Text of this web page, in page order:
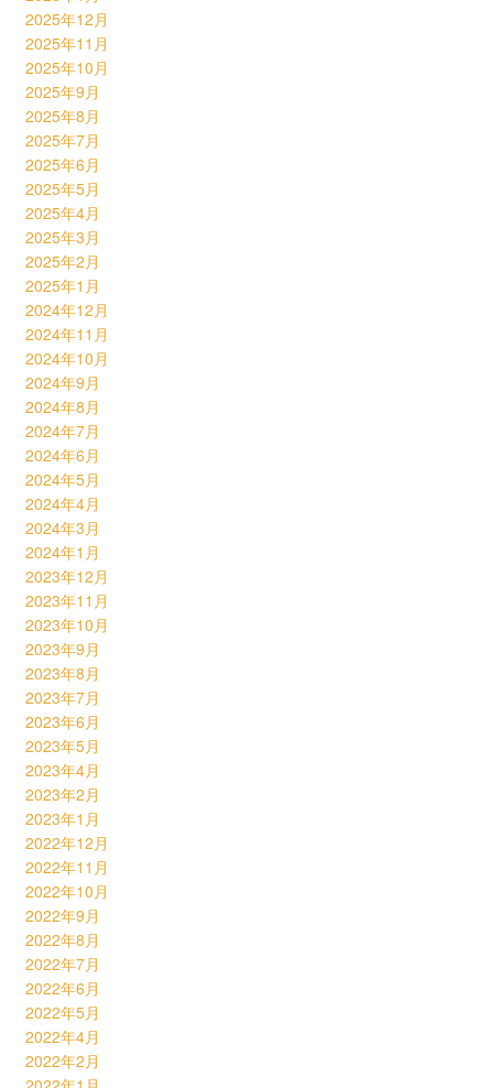
2025年12月
2025年11月
2025年10月
2025年9月
2025年8月
2025年7月
2025年6月
2025年5月
2025年4月
2025年3月
2025年2月
2025年1月
2024年12月
2024年11月
2024年10月
2024年9月
2024年8月
2024年7月
2024年6月
2024年5月
2024年4月
2024年3月
2024年1月
2023年12月
2023年11月
2023年10月
2023年9月
2023年8月
2023年7月
2023年6月
2023年5月
2023年4月
2023年2月
2023年1月
2022年12月
2022年11月
2022年10月
2022年9月
2022年8月
2022年7月
2022年6月
2022年5月
2022年4月
2022年2月